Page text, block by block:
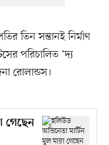
তিন সন্তানই নির্মাণ
পরিচালিত ‘দ্য
রোলান্ডস।
গেছেন